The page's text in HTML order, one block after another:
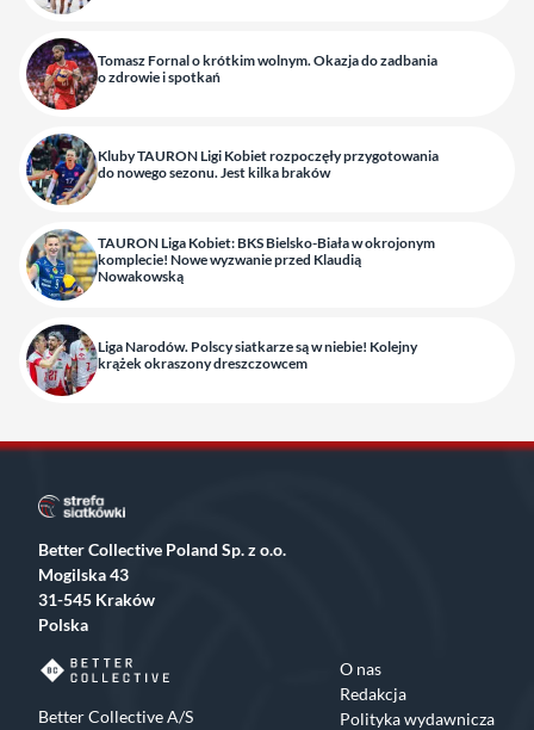
Tomasz Fornal o krótkim wolnym. Okazja do zadbania
o zdrowie i spotkań
Kluby TAURON Ligi Kobiet rozpoczęły przygotowania
do nowego sezonu. Jest kilka braków
TAURON Liga Kobiet: BKS Bielsko-Biała w okrojonym
komplecie! Nowe wyzwanie przed Klaudią
Nowakowską
Liga Narodów. Polscy siatkarze są w niebie! Kolejny
krążek okraszony dreszczowcem
Better Collective Poland Sp. z o.o.
Mogilska 43
31-545 Kraków
Polska
Better Collective A/S
O nas
Redakcja
Polityka wydawnicza